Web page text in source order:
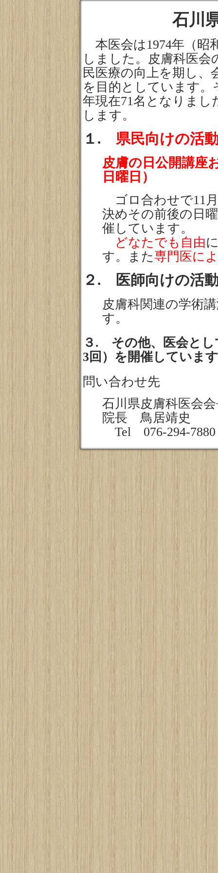
石川
本医会は1974年（昭
しました。皮膚科医
民医療の向上を期し、
を目的としています。
年現在71名となりまし
します。
１. 県民向けの活
皮膚の日公開講座
日曜日）
ゴロ合わせで11
決めその前後の日
催しています。
どなたでも自由
す。また専門医に
２. 医師向けの活
皮膚科関連の学術
す。
３. その他、医会とし
3回）を開催していま
問い合わせ先
石川県皮膚科医会
院長 鳥居靖史
Tel 076-294-7880